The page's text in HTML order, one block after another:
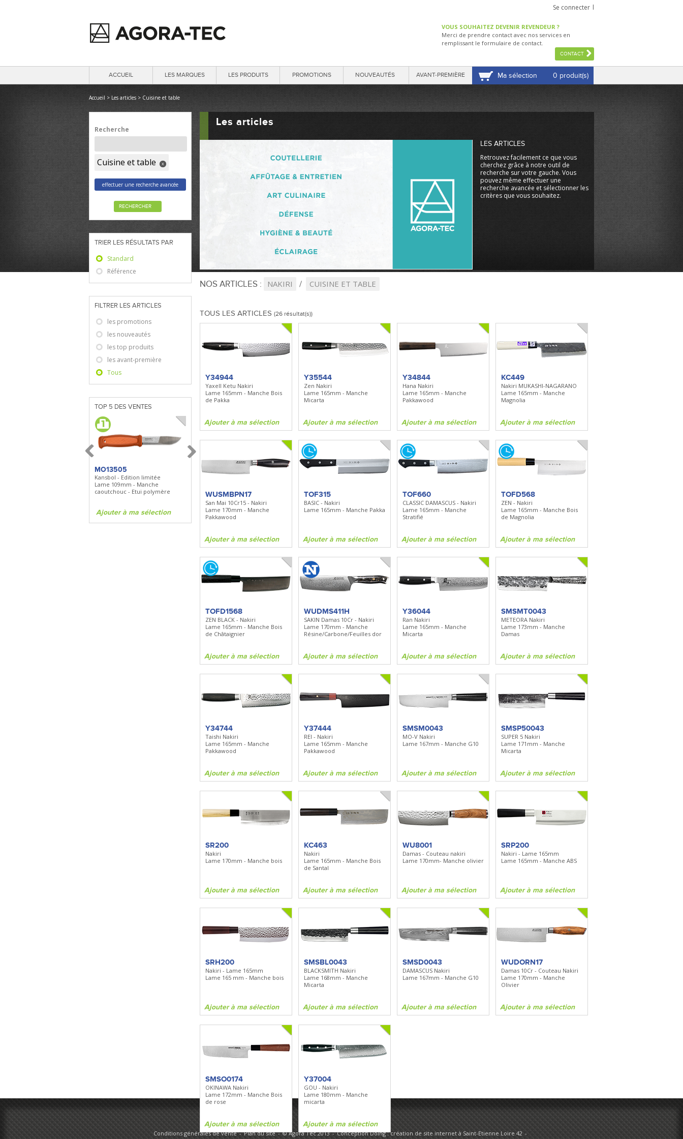
Se connecter
VOUS SOUHAITEZ DEVENIR REVENDEUR ?
Merci de prendre contact avec nos services en
remplissant le formulaire de contact.
CONTACT
ACCUEIL LES MARQUES LES PRODUITS PROMOTIONS NOUVEAUTÉS AVANT-PREMIÈRE Ma sélection 0 produit(s)
Les articles
LES ARTICLES
Retrouvez facilement ce que vous
cherchez grâce à notre outil de
recherche sur votre gauche. Vous
pouvez même effectuer une
recherche avancée et sélectionner les
critères que vous souhaitez.
Accueil > Les articles > Cuisine et table
Recherche
Cuisine et table x
effectuer une recherche avancée
RECHERCHER
TRIER LES RÉSULTATS PAR
Standard
Référence
FILTRER LES ARTICLES
les promotions
les nouveautés
les top produits
les avant-première
Tous
TOP 5 DES VENTES
MO13505
Kansbol - Edition limitée
Lame 109mm - Manche
caoutchouc - Etui polymère
Ajouter à ma sélection
SBP22
Ajouter à ma sélection
BN535
Clip réversible
Ajouter à ma sélection
SR100
Ajouter à ma sélection
FKDC4
Diamant/céramique - Etui cuir
Ajouter à ma sélection
NOS ARTICLES : NAKIRI CUISINE ET TABLE
TOUS LES ARTICLES (26 résultat(s))
Y34944
Yaxell Ketu Nakiri
Lame 165mm - Manche Bois
de Pakka
Ajouter à ma sélection
Y35544
Zen Nakiri
Lame 165mm - Manche
Micarta
Ajouter à ma sélection
Y34844
Hana Nakiri
Lame 165mm - Manche
Pakkawood
Ajouter à ma sélection
KC449
Nakiri MUKASHI-NAGARANO
Lame 165mm - Manche
Magnolia
Ajouter à ma sélection
WUSMBPN17
San Mai 10Cr15 - Nakiri
Lame 170mm - Manche
Pakkawood
Ajouter à ma sélection
TOF315
BASIC - Nakiri
Lame 165mm - Manche Pakka
Ajouter à ma sélection
TOF660
CLASSIC DAMASCUS - Nakiri
Lame 165mm - Manche
Stratifié
Ajouter à ma sélection
TOFD568
ZEN - Nakiri
Lame 165mm - Manche Bois
de Magnolia
Ajouter à ma sélection
TOFD1568
ZEN BLACK - Nakiri
Lame 165mm - Manche Bois
de Châtaignier
Ajouter à ma sélection
WUDMS411H
SAKIN Damas 10Cr - Nakiri
Lame 170mm - Manche
Résine/Carbone/Feuilles dor
Ajouter à ma sélection
Y36044
Ran Nakiri
Lame 165mm - Manche
Micarta
Ajouter à ma sélection
SMSMT0043
METEORA Nakiri
Lame 173mm - Manche
Damas
Ajouter à ma sélection
Y34744
Taishi Nakiri
Lame 165mm - Manche
Pakkawood
Ajouter à ma sélection
Y37444
REI - Nakiri
Lame 165mm - Manche
Pakkawood
Ajouter à ma sélection
SMSM0043
MO-V Nakiri
Lame 167mm - Manche G10
Ajouter à ma sélection
SMSP50043
SUPER 5 Nakiri
Lame 171mm - Manche
Micarta
Ajouter à ma sélection
SR200
Nakiri
Lame 170mm - Manche bois
Ajouter à ma sélection
KC463
Nakiri
Lame 165mm - Manche Bois
de Santal
Ajouter à ma sélection
WU8001
Damas - Couteau nakiri
Lame 170mm- Manche olivier
Ajouter à ma sélection
SRP200
Nakiri - Lame 165mm
Lame 165mm - Manche ABS
Ajouter à ma sélection
SRH200
Nakiri - Lame 165mm
Lame 165 mm - Manche bois
Ajouter à ma sélection
SMSBL0043
BLACKSMITH Nakiri
Lame 168mm - Manche
Micarta
Ajouter à ma sélection
SMSD0043
DAMASCUS Nakiri
Lame 167mm - Manche G10
Ajouter à ma sélection
WUDORN17
Damas 10Cr - Couteau Nakiri
Lame 170mm - Manche
Olivier
Ajouter à ma sélection
SMSO0174
OKINAWA Nakiri
Lame 172mm - Manche Bois
de rose
Ajouter à ma sélection
Y37004
GOU - Nakiri
Lame 180mm - Manche
micarta
Ajouter à ma sélection
Conditions générales de vente Plan du site © Agora Tec 2013 Conception Doing : création de site internet à Saint-Etienne Loire 42